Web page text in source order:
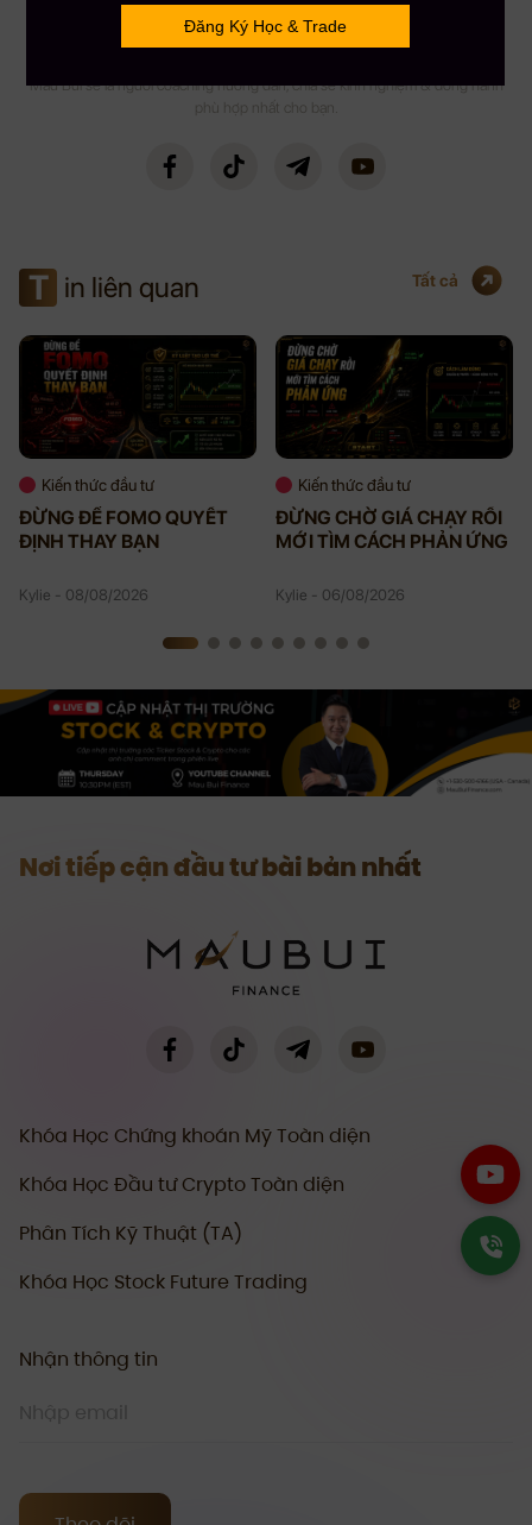
Với kinh nghiệm chinh chiến gần 12 năm Trading Crypto và 8 năm Trading
Stock USA. CEO Mau Bui sở hữu số lượng học viên trên toàn cầu lên đến
Mau Bui sẽ là người coaching hướng dẫn, chia sẻ kinh nghiệm & đồng hành
phù hợp nhất cho bạn.
T in liên quan Tất cả
Kiến thức đầu tư
ĐỪNG ĐỂ FOMO QUYẾT
ĐỊNH THAY BẠN
Kylie - 08/08/2026
Kiến thức đầu tư
ĐỪNG CHỜ GIÁ CHẠY RỒI
MỚI TÌM CÁCH PHẢN ỨNG
Kylie - 06/08/2026
Nơi tiếp cận đầu tư bài bản nhất
Khóa Học Chứng khoán Mỹ Toàn diện
Khóa Học Đầu tư Crypto Toàn diện
Phân Tích Kỹ Thuật (TA)
Khóa Học Stock Future Trading
Nhận thông tin